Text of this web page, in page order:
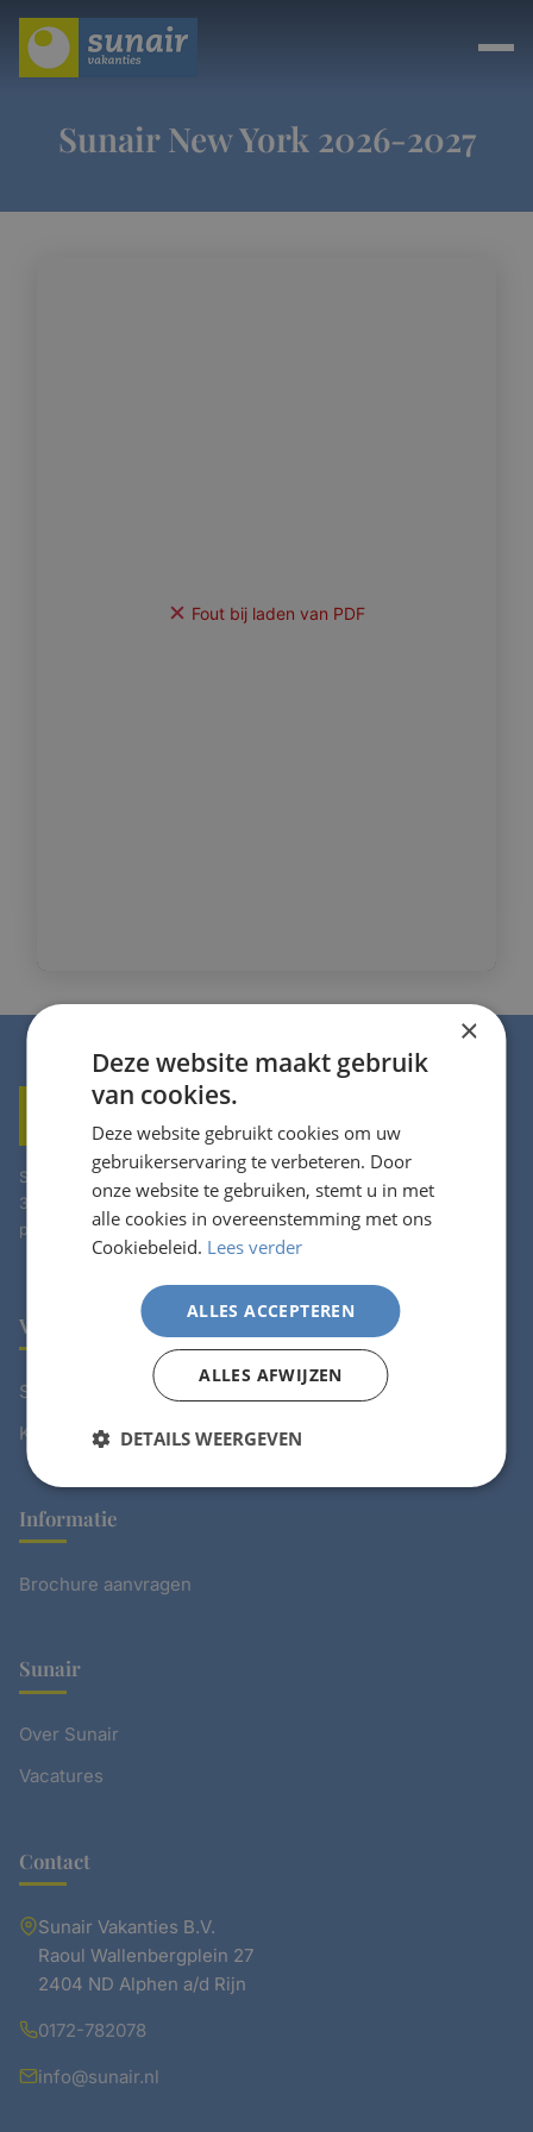
Sunair New York 2026-2027
Fout bij laden van PDF
Sunair Vakanties - Je veelzijdige vakantie specialist. Al meer dan
30 jaar je partner voor onvergetelijke reizen naar steden en de
prachtige Kanaaleilanden.
Vakanties
Steden Vakanties
Kanaaleilanden
Informatie
Brochure aanvragen
Sunair
Over Sunair
Vacatures
Contact
Sunair Vakanties B.V.
Raoul Wallenbergplein 27
2404 ND Alphen a/d Rijn
0172-782078
info@sunair.nl
×
Deze website maakt gebruik
van cookies.
Deze website gebruikt cookies om uw
gebruikerservaring te verbeteren. Door
onze website te gebruiken, stemt u in met
alle cookies in overeenstemming met ons
Cookiebeleid. Lees verder
ALLES ACCEPTEREN
ALLES AFWIJZEN
DETAILS WEERGEVEN